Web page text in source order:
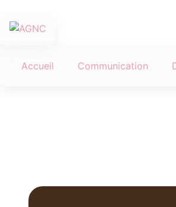
Accueil Communication